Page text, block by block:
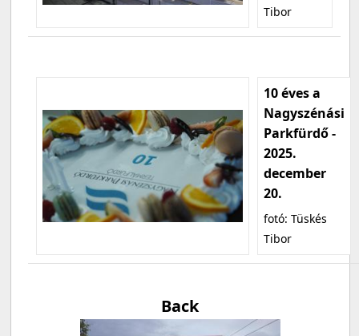
Tibor
10 éves a
Nagyszénási
Parkfürdő -
2025.
december
20.
fotó: Tüskés
Tibor
Back